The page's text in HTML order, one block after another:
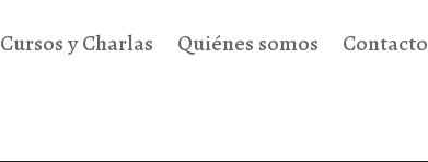
Cursos y Charlas Quiénes somos Contacto